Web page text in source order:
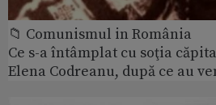
📁 Comunismul in România
Ce s-a întâmplat cu soţia
Elena Codreanu, după ce au